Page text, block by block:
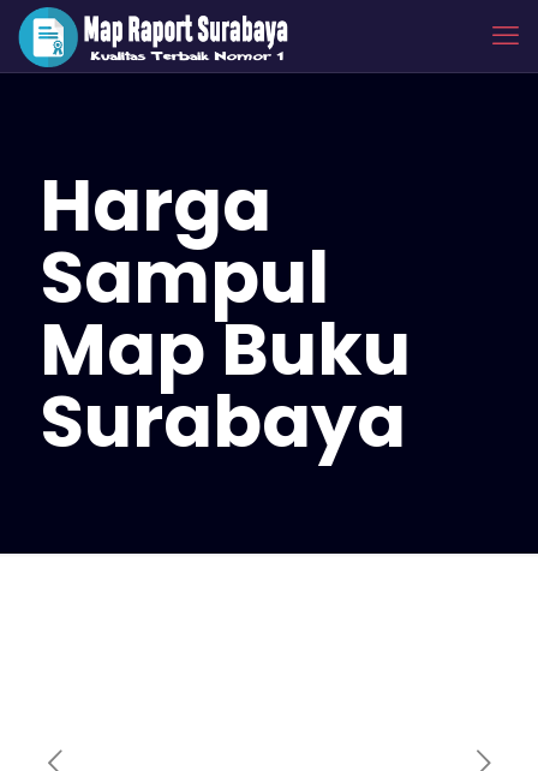
Harga
Sampul
Map Buku
Surabaya